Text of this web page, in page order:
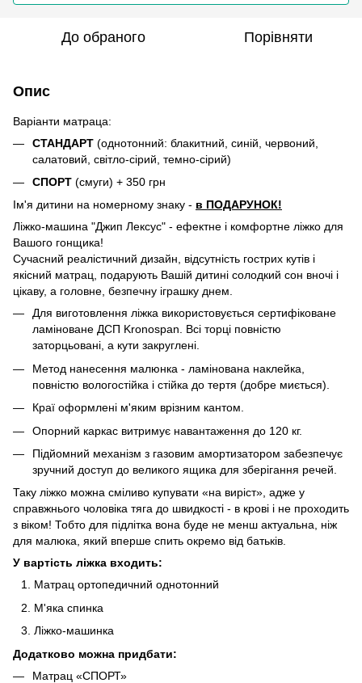
До обраного Порівняти
Опис
Варіанти матраца:
СТАНДАРТ (однотонний: блакитний, синій, червоний,
салатовий, світло-сірий, темно-сірий)
СПОРТ (смуги) + 350 грн
Ім'я дитини на номерному знаку - в ПОДАРУНОК!
Ліжко-машина "Джип Лексус" - ефектне і комфортне ліжко для
Вашого гонщика!
Сучасний реалістичний дизайн, відсутність гострих кутів і
якісний матрац, подарують Вашій дитині солодкий сон вночі і
цікаву, а головне, безпечну іграшку днем.
Для виготовлення ліжка використовується сертифіковане
ламіноване ДСП Kronospan. Всі торці повністю
заторцьовані, а кути закруглені.
Метод нанесення малюнка - ламінована наклейка,
повністю вологостійка і стійка до тертя (добре миється).
Краї оформлені м'яким врізним кантом.
Опорний каркас витримує навантаження до 120 кг.
Підйомний механізм з газовим амортизатором забезпечує
зручний доступ до великого ящика для зберігання речей.
Таку ліжко можна сміливо купувати «на виріст», адже у
справжнього чоловіка тяга до швидкості - в крові і не проходить
з віком! Тобто для підлітка вона буде не менш актуальна, ніж
для малюка, який вперше спить окремо від батьків.
У вартість ліжка входить:
Матрац ортопедичний однотонний
М'яка спинка
Ліжко-машинка
Додатково можна придбати:
Матрац «СПОРТ»